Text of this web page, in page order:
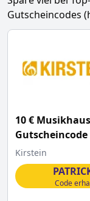
Gutscheincodes
10 €
alle Artikel
Kirstein
Code